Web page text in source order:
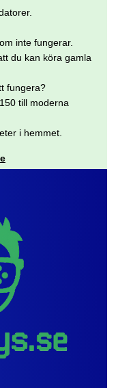
inte fungerar.
du kan köra gamla
fungera?
till moderna
i hemmet.